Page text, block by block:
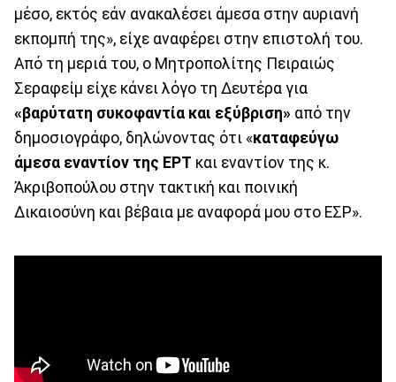
μέσο, εκτός εάν ανακαλέσει άμεσα στην αυριανή
εκπομπή της», είχε αναφέρει στην επιστολή του.
Από τη μεριά του, ο Μητροπολίτης Πειραιώς
Σεραφείμ είχε κάνει λόγο τη Δευτέρα για
«βαρύτατη συκοφαντία και εξύβριση» από την
δημοσιογράφο, δηλώνοντας ότι «καταφεύγω
άμεσα εναντίον της ΕΡΤ και εναντίον της κ.
Ἀκριβοπούλου στην τακτική και ποινική
Δικαιοσύνη και βέβαια με αναφορά μου στο ΕΣΡ».